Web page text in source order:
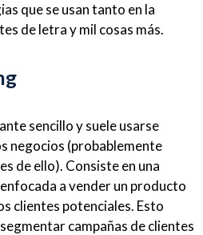
que se usan tanto en la
de letra y mil cosas más.
sencillo y suele usarse
negocios (probablemente
de ello). Consiste en una
a vender un producto
clientes potenciales. Esto
campañas de clientes